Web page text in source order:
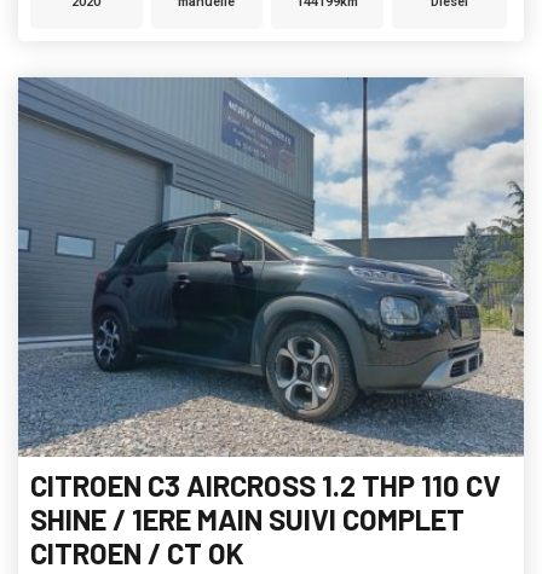
CITROEN C3 AIRCROSS 1.2 THP 110 CV
SHINE / 1ERE MAIN SUIVI COMPLET
CITROEN / CT OK